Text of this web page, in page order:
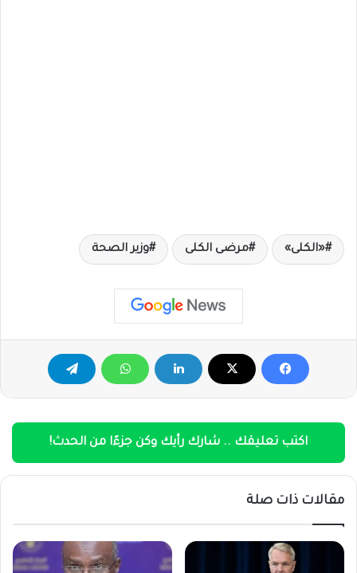
«الكلى» مرضى الكلى وزير الصحة
اكتب تعليقك .. شارك رأيك وكن جزءًا من الحدث!
مقالات ذات صلة